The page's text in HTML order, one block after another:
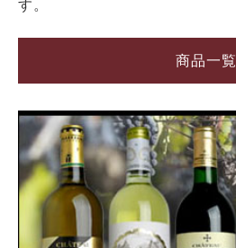
す。
商品一覧